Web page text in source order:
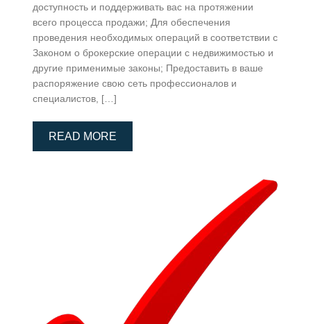
доступность и поддерживать вас на протяжении
всего процесса продажи; Для обеспечения
проведения необходимых операций в соответствии с
Законом о брокерские операции с недвижимостью и
другие применимые законы; Предоставить в ваше
распоряжение свою сеть профессионалов и
специалистов, […]
READ MORE